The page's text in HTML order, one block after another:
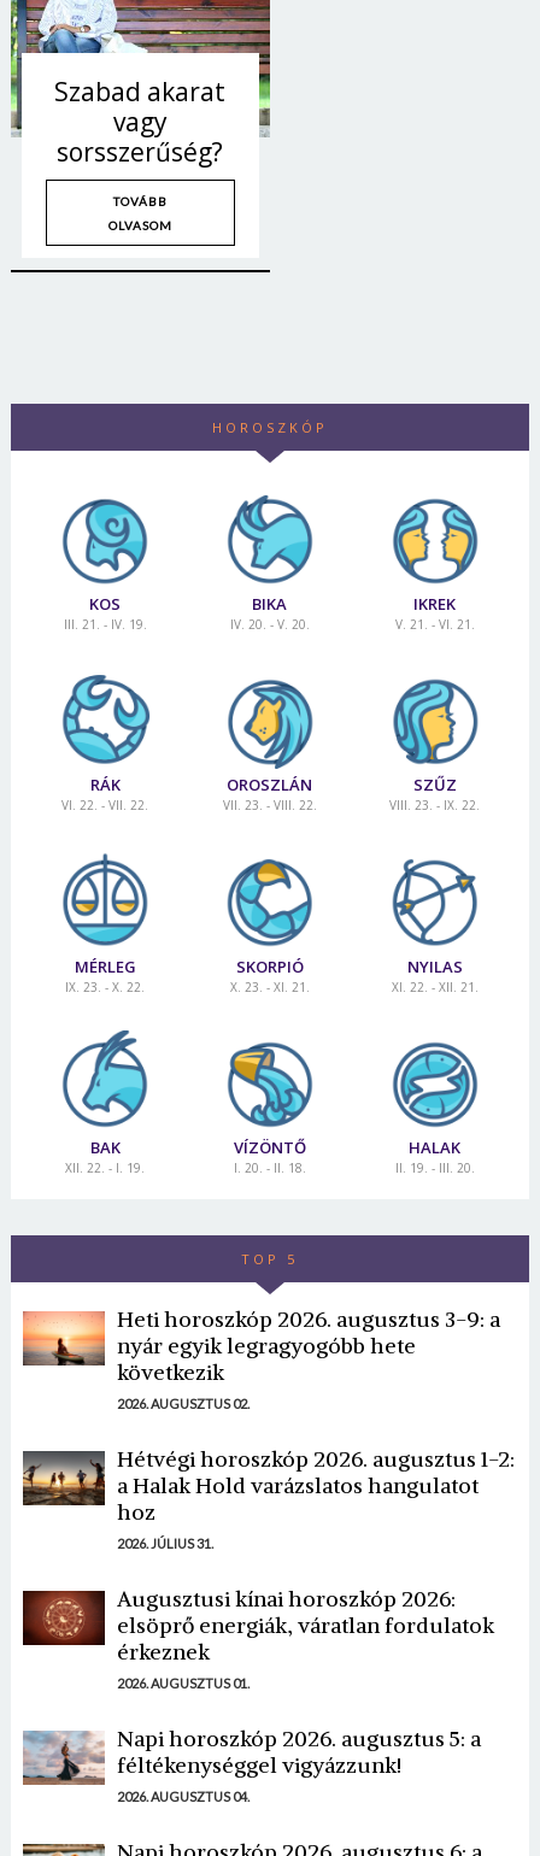
Szabad akarat
vagy
sorsszerűség?
TOVÁBB
OLVASOM
HOROSZKÓP
KOS
III. 21. - IV. 19.
BIKA
IV. 20. - V. 20.
IKREK
V. 21. - VI. 21.
RÁK
VI. 22. - VII. 22.
OROSZLÁN
VII. 23. - VIII. 22.
SZŰZ
VIII. 23. - IX. 22.
MÉRLEG
IX. 23. - X. 22.
SKORPIÓ
X. 23. - XI. 21.
NYILAS
XI. 22. - XII. 21.
BAK
XII. 22. - I. 19.
VÍZÖNTŐ
I. 20. - II. 18.
HALAK
II. 19. - III. 20.
TOP 5
Heti horoszkóp 2026. augusztus 3-9: a
nyár egyik legragyogóbb hete
következik
2026. AUGUSZTUS 02.
Hétvégi horoszkóp 2026. augusztus 1-2:
a Halak Hold varázslatos hangulatot
hoz
2026. JÚLIUS 31.
Augusztusi kínai horoszkóp 2026:
elsöprő energiák, váratlan fordulatok
érkeznek
2026. AUGUSZTUS 01.
Napi horoszkóp 2026. augusztus 5: a
féltékenységgel vigyázzunk!
2026. AUGUSZTUS 04.
Jelszó
Bejelentkezés